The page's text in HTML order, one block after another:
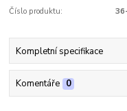
Číslo produktu:
Kompletní specifikace
Komentáře 0